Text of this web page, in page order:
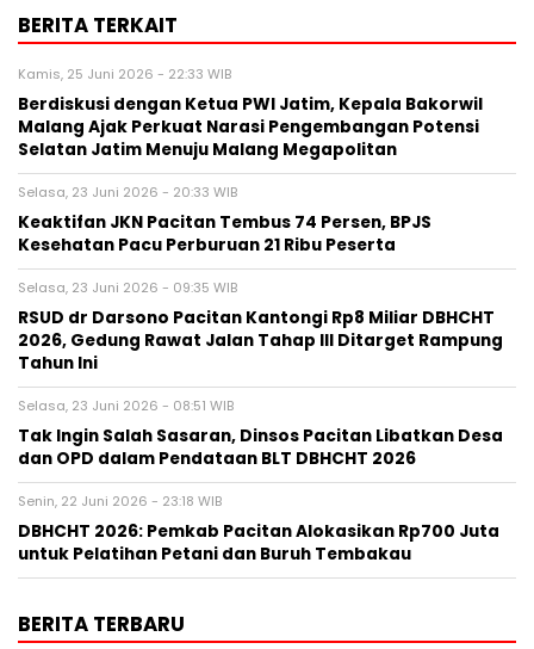
BERITA TERKAIT
Kamis, 25 Juni 2026 - 22:33 WIB
Berdiskusi dengan Ketua PWI Jatim, Kepala Bakorwil
Malang Ajak Perkuat Narasi Pengembangan Potensi
Selatan Jatim Menuju Malang Megapolitan
Selasa, 23 Juni 2026 - 20:33 WIB
Keaktifan JKN Pacitan Tembus 74 Persen, BPJS
Kesehatan Pacu Perburuan 21 Ribu Peserta
Selasa, 23 Juni 2026 - 09:35 WIB
RSUD dr Darsono Pacitan Kantongi Rp8 Miliar DBHCHT
2026, Gedung Rawat Jalan Tahap III Ditarget Rampung
Tahun Ini
Selasa, 23 Juni 2026 - 08:51 WIB
Tak Ingin Salah Sasaran, Dinsos Pacitan Libatkan Desa
dan OPD dalam Pendataan BLT DBHCHT 2026
Senin, 22 Juni 2026 - 23:18 WIB
DBHCHT 2026: Pemkab Pacitan Alokasikan Rp700 Juta
untuk Pelatihan Petani dan Buruh Tembakau
BERITA TERBARU